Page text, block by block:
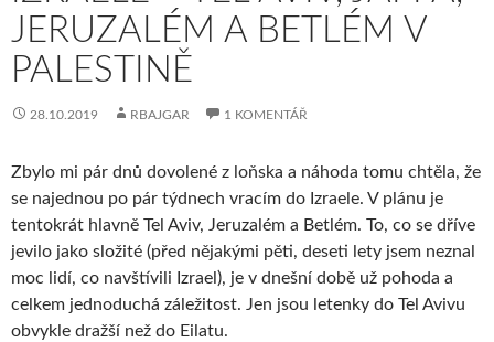
JERUZALÉM A BETLÉM V
PALESTINĚ
28.10.2019 RBAJGAR 1 KOMENTÁŘ
Zbylo mi pár dnů dovolené z loňska a náhoda tomu chtěla, že
se najednou po pár týdnech vracím do Izraele. V plánu je
tentokrát hlavně Tel Aviv, Jeruzalém a Betlém. To, co se dříve
jevilo jako složité (před nějakými pěti, deseti lety jsem neznal
moc lidí, co navštívili Izrael), je v dnešní době už pohoda a
celkem jednoduchá záležitost. Jen jsou letenky do Tel Avivu
obvykle dražší než do Eilatu.